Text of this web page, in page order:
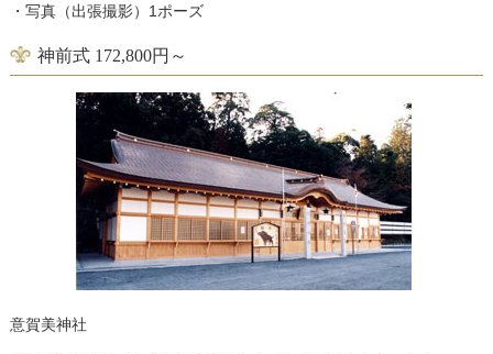
・写真（出張撮影）1ポーズ
神前式 172,800円～
意賀美神社